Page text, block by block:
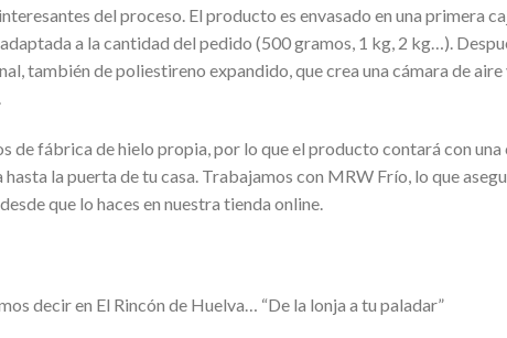
del proceso. El producto es envasado en una primera
a la cantidad del pedido (500 gramos, 1 kg, 2 kg…).
también de poliestireno expandido, que crea una cámara de
de fábrica de hielo propia, por lo que el producto contará con
la puerta de tu casa. Trabajamos con MRW Frío, lo que
que lo haces en nuestra tienda online.
decir en El Rincón de Huelva… “De la lonja a tu paladar”